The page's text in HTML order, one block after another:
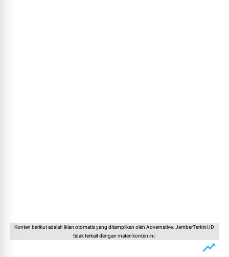
Konten berikut adalah iklan otomatis yang ditampilkan oleh Advernative. JemberTerkini.ID
tidak terkait dengan materi konten ini.